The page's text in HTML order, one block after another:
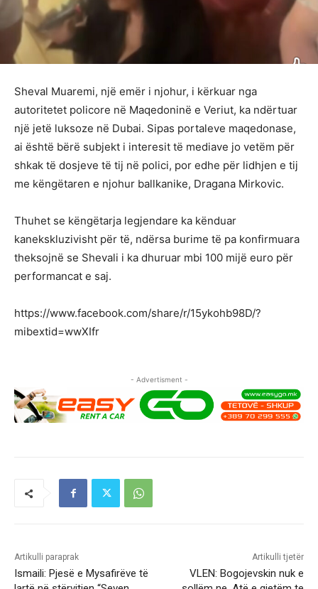
Sheval Muaremi, një emër i njohur, i kërkuar nga
autoritetet policore në Maqedoninë e Veriut, ka ndërtuar
një jetë luksoze në Dubai. Sipas portaleve maqedonase,
ai është bërë subjekt i interesit të mediave jo vetëm për
shkak të dosjeve të tij në polici, por edhe për lidhjen e tij
me këngëtaren e njohur ballkanike, Dragana Mirkovic.
Thuhet se këngëtarja legjendare ka kënduar
kanekskluzivisht për të, ndërsa burime të pa konfirmuara
theksojnë se Shevali i ka dhuruar mbi 100 mijë euro për
performancat e saj.
https://www.facebook.com/share/r/15ykohb98D/?
mibextid=wwXIfr
- Advertisment -
Artikulli paraprak
Ismaili: Pjesë e Mysafirëve të
Artikulli tjetër
VLEN: Bogojevskin nuk e